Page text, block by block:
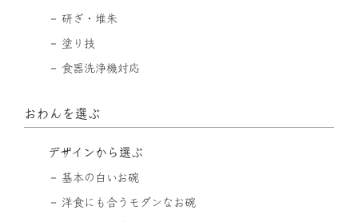
研ぎ・堆朱
塗り技
食器洗浄機対応
おわんを選ぶ
デザインから選ぶ
基本の白いお碗
洋食にも合うモダンなお碗